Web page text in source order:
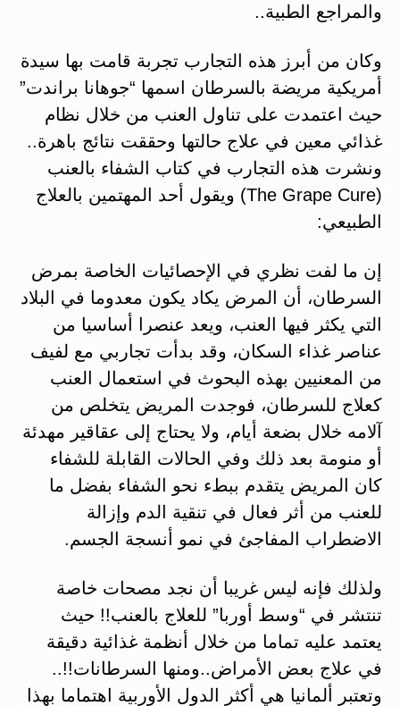
والمراجع الطبية..
وكان من أبرز هذه التجارب تجربة قامت بها سيدة
أمريكية مريضة بالسرطان اسمها “جوهانا براندت”
حيث اعتمدت على تناول العنب من خلال نظام
غذائي معين في علاج حالتها وحققت نتائج باهرة..
ونشرت هذه التجارب في كتاب الشفاء بالعنب
(The Grape Cure) ويقول أحد المهتمين بالعلاج
الطبيعي:
إن ما لفت نظري في الإحصائيات الخاصة بمرض
السرطان، أن المرض يكاد يكون معدوما في البلاد
التي يكثر فيها العنب، ويعد عنصرا أساسيا من
عناصر غذاء السكان، وقد بدأت تجاربي مع لفيف
من المعنيين بهذه البحوث في استعمال العنب
كعلاج للسرطان، فوجدت المريض يتخلص من
آلامه خلال بضعة أيام، ولا يحتاج إلى عقاقير مهدئة
أو منومة بعد ذلك وفي الحالات القابلة للشفاء
كان المريض يتقدم ببطء نحو الشفاء بفضل ما
للعنب من أثر فعال في تنقية الدم وإزالة
الاضطراب المفاجئ في نمو أنسجة الجسم.
ولذلك فإنه ليس غريبا أن نجد مصحات خاصة
تنتشر في “وسط أوربا” للعلاج بالعنب!! حيث
يعتمد عليه تماما من خلال أنظمة غذائية دقيقة
في علاج بعض الأمراض..ومنها السرطانات!!..
وتعتبر ألمانيا هي أكثر الدول الأوربية اهتماما بهذا